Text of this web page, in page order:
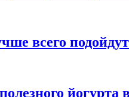
всего
йогурта